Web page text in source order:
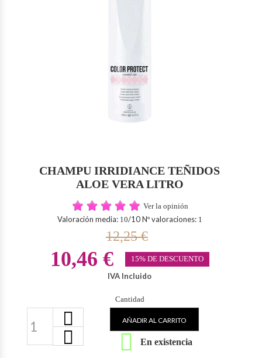
CHAMPU IRRIDIANCE TEÑIDOS
ALOE VERA LITRO
Ver la opinión
Valoración media: 10/10 Nº valoraciones: 1
12,25 €
10,46 € 15% DE DESCUENTO
IVA Incluido
Cantidad
AÑADIR AL CARRITO
 En existencia